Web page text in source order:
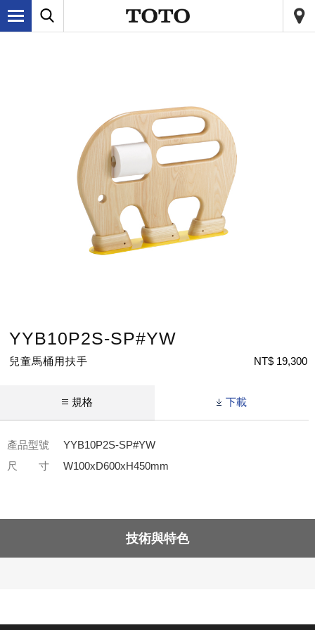
YYB10P2S-SP#YW
兒童馬桶用扶手 NT$ 19,300
規格 下載
產品型號
YYB10P2S-SP#YW
尺 寸
W100xD600xH450mm
技術與特色